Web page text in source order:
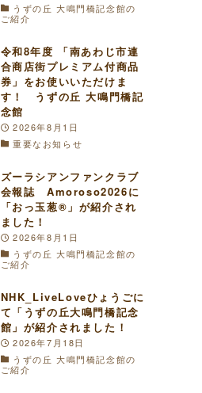
うずの丘 大鳴門橋記念館の
ご紹介
令和8年度 「南あわじ市連
合商店街プレミアム付商品
券」をお使いいただけま
す！ うずの丘 大鳴門橋記
念館
2026年8月1日
重要なお知らせ
ズーラシアンファンクラブ
会報誌 Amoroso2026に
「おっ玉葱®︎」が紹介され
ました！
2026年8月1日
うずの丘 大鳴門橋記念館の
ご紹介
NHK_LiveLoveひょうごに
て「うずの丘大鳴門橋記念
館」が紹介されました！
2026年7月18日
うずの丘 大鳴門橋記念館の
ご紹介